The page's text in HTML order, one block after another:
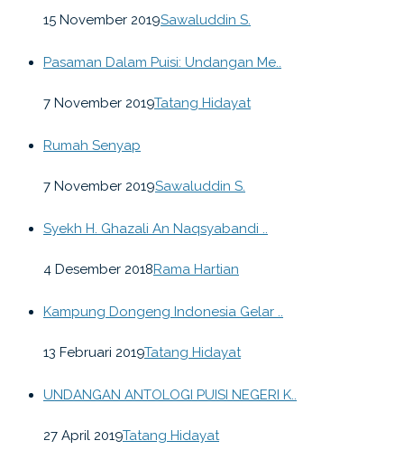
15 November 2019Sawaluddin S.
Pasaman Dalam Puisi: Undangan Me..
7 November 2019Tatang Hidayat
Rumah Senyap
7 November 2019Sawaluddin S.
Syekh H. Ghazali An Naqsyabandi ..
4 Desember 2018Rama Hartian
Kampung Dongeng Indonesia Gelar ..
13 Februari 2019Tatang Hidayat
UNDANGAN ANTOLOGI PUISI NEGERI K..
27 April 2019Tatang Hidayat